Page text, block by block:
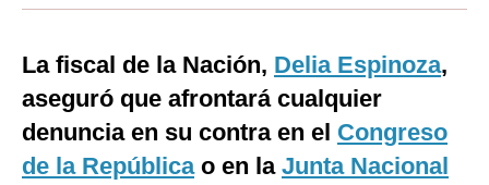
México
España
Internacional
Tecnología
La fiscal de la Nación, Delia Espinoza,
aseguró que afrontará cualquier
denuncia en su contra en el Congreso
de la Repúblicao en la Junta Nacional